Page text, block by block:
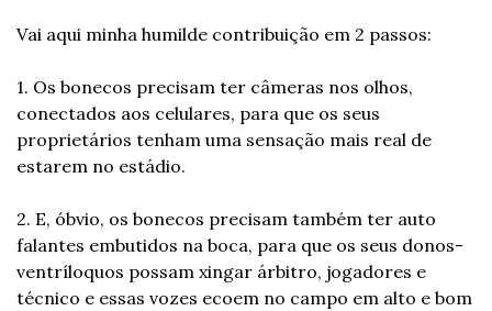
Vai aqui minha humilde contribuição em 2 passos:
1. Os bonecos precisam ter câmeras nos olhos,
conectados aos celulares, para que os seus
proprietários tenham uma sensação mais real de
estarem no estádio.
2. E, óbvio, os bonecos precisam também ter auto
falantes embutidos na boca, para que os seus donos-
ventríloquos possam xingar árbitro, jogadores e
técnico e essas vozes ecoem no campo em alto e bom